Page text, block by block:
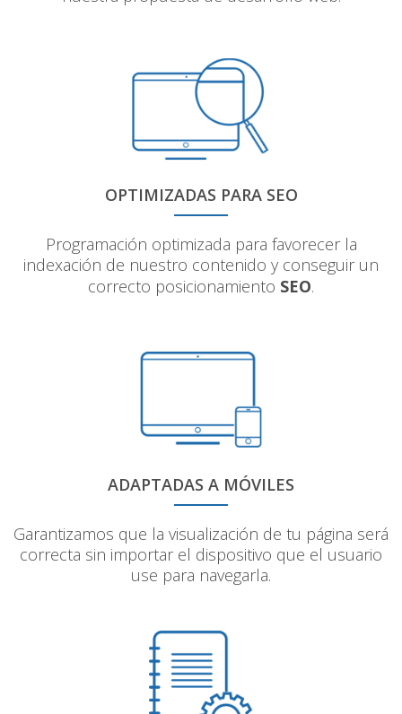
OPTIMIZADAS PARA SEO
Programación optimizada para favorecer la
indexación de nuestro contenido y conseguir un
correcto posicionamiento SEO.
ADAPTADAS A MÓVILES
Garantizamos que la visualización de tu página será
correcta sin importar el dispositivo que el usuario
use para navegarla.